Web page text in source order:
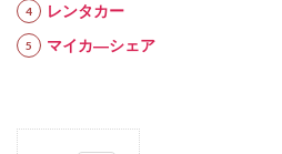
レンタカー
マイカ―シェア